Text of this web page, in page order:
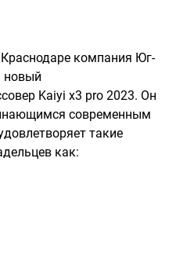
компания Юг-
новый
Kaiyi x3 pro 2023. Он
современным
такие
как: